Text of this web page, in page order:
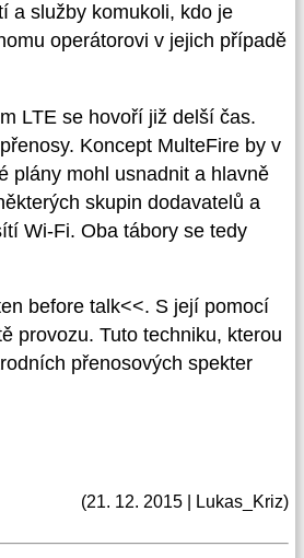
a služby komukoli, kdo je
operátorovi v jejich případě
LTE se hovoří již delší čas.
Koncept MulteFire by v
plány mohl usnadnit a hlavně
skupin dodavatelů a
Wi-Fi. Oba tábory se tedy
before talk<<. S její pomocí
provozu. Tuto techniku, kterou
přenosových spekter
(21. 12. 2015 | Lukas_Kriz)